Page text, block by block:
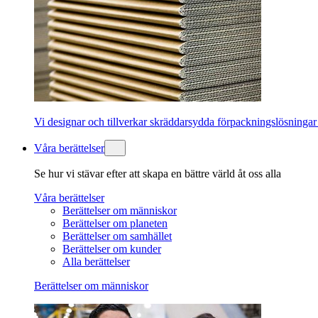
Vi designar och tillverkar skräddarsydda
Våra berättelser
Se hur vi stävar efter att skapa en bättre värld åt oss alla
Våra berättelser
Berättelser om människor
Berättelser om planeten
Berättelser om samhället
Berättelser om kunder
Alla berättelser
Berättelser om människor